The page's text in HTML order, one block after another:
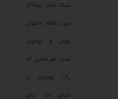
سبک های پوشاک
مورد علاقه دختران
جوان و نوجوان
است. هر لباسی که
یک نوجوان از
دنیای مد برای